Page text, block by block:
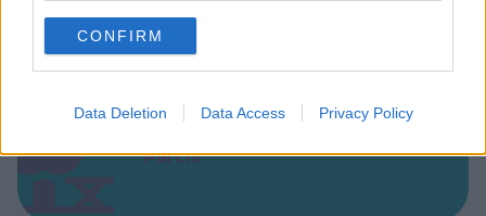
use your data for below specified purposes in below Google
consent section.
CONFIRM
Data Deletion Data Access Privacy Policy
Parchi